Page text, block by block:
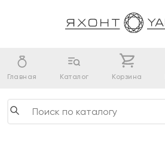
Главная Каталог Корзина